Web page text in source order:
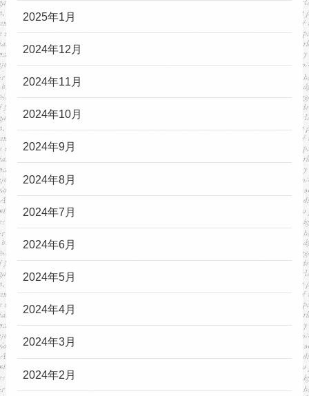
2025年1月
2024年12月
2024年11月
2024年10月
2024年9月
2024年8月
2024年7月
2024年6月
2024年5月
2024年4月
2024年3月
2024年2月